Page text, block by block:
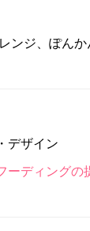
ンジ、ぽんか
デザイン
ーディング